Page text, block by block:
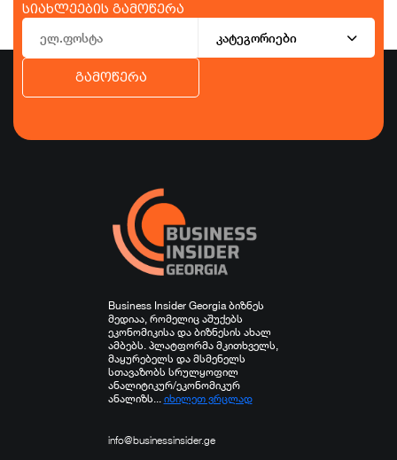
სიახლეების გამოწერა
კატეგორიები
გამოწერა
Business Insider Georgia ბიზნეს
მედიაა, რომელიც აშუქებს
ეკონომიკისა და ბიზნესის ახალ
ამბებს. პლატფორმა მკითხველს,
მაყურებელს და მსმენელს
სთავაზობს სრულყოფილ
ანალიტიკურ/ეკონომიკურ
ანალიზს... იხილეთ ვრცლად
info@businessinsider.ge